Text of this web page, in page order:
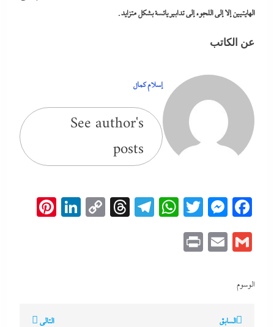
الهايتيين إلا إلى اللجوء إلى تدابير يائسة بشكل متزايد.
عن الكاتب
إسلام كمال
See author's
posts
Facebook
Messenger
Twitter
WhatsApp
Telegram
Threads
Copy
Gmail
Email
الوسوم
تصفّح
السابق
التالي